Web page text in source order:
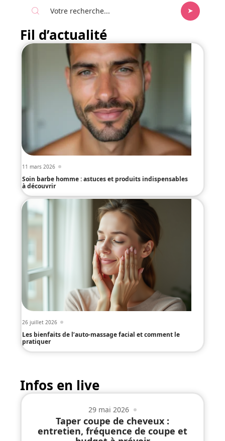
Fil d’actualité
11 mars 2026
Soin barbe homme : astuces et produits indispensables
à découvrir
26 juillet 2026
Les bienfaits de l’auto-massage facial et comment le
pratiquer
Infos en live
29 mai 2026
Taper coupe de cheveux :
entretien, fréquence de coupe et